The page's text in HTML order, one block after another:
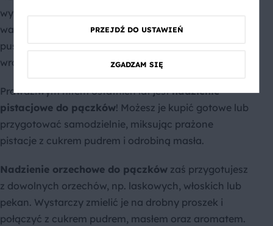
wypieków. Orzechy te charakteryzują się unikalnymi
walorami smakowymi, które w połączeniu z
puszystym ciastem pączków tworzą niezapomniane
wrażenie kulinarne.
Prawdziwym hitem ostatnich lat jestnadzienie
pistacjowe do pączków! Możesz je kupić gotowe lub
przygotować samodzielnie, miksując prażone
pistacje z cukrem pudrem i odrobiną masła.
Nadzienie orzechowe do pączków zaś przygotujesz
z dowolnych orzechów, np. laskowych, włoskich lub
pekan. Wystarczy zmielić je na drobny proszek i
połączyć z cukrem pudrem, masłem oraz aromatem.
PRZEJDŹ DO USTAWIEŃ
ZGADZAM SIĘ